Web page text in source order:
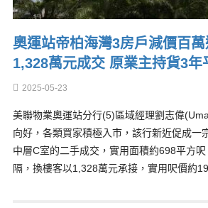
奧運站帝柏海灣3房戶減價百
1,328萬元成交 原業主持貨3年
2025-05-23
美聯物業奧運站分行(5)區域經理劉志偉
向好，各類買家積極入市，該行新近促成一
中層C室的二手成交，實用面積約698平方
隔，換樓客以1,328萬元承接，實用呎價約